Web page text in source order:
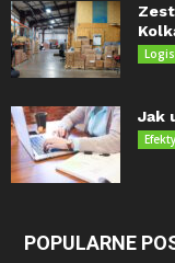
Jak
POPULARNE